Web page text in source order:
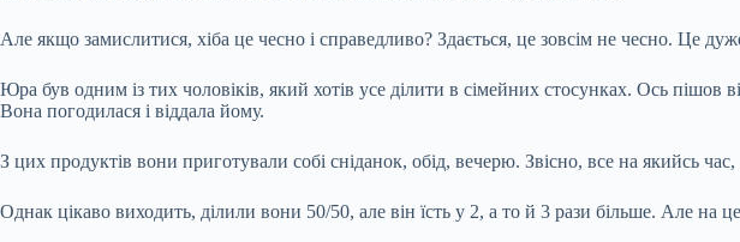
Але якщо замислитися, хіба це чесно і справедливо? Здається, це зовсім не чесно. Це
Юра був одним із тих чоловіків, який хотів усе ділити в сімейних стосунках. Ось пішов
Вона погодилася і віддала йому.
З цих продуктів вони приготували собі сніданок, обід, вечерю. Звісно, все на якийсь
Однак цікаво виходить, ділили вони 50/50, але він їсть у 2, а то й 3 рази більше. Але